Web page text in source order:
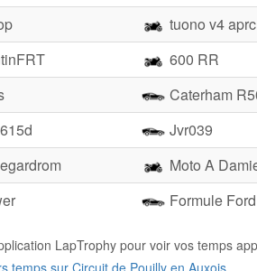
tuono v4 aprc
600 RR
Caterham
Jvr039
Moto A
Formule Ford
LapTrophy pour voir vos temps
temps sur Circuit de Pouilly en Auxois